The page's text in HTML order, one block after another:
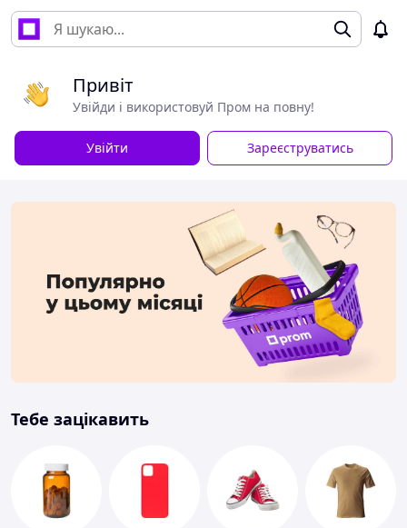
Привіт
Увійди і використовуй Пром на повну!
Увійти Зареєструватись
Тебе зацікавить